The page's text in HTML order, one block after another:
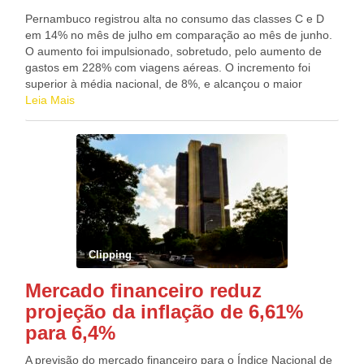
ao longo dos córregos Capãozinho, Descoberto, Zé Pires e
Cortado. Fonte: Agência Câmara de Notícias
Pernambuco registrou alta no consumo das classes C e D
em 14% no mês de julho em comparação ao mês de junho.
O aumento foi impulsionado, sobretudo, pelo aumento de
gastos em 228% com viagens aéreas. O incremento foi
superior à média nacional, de 8%, e alcançou o maior
patamar entre os estados do Nordeste. Os números foram
Superdigital, fintech do Grupo Santander focada em inclusão
econômica. Além do expressivo aumento no setor
Companhias Aéreas de 228%, também foram destaques em
Pernambuco os segmentos de: Prestadores de Serviços
(41%), Serviços (17%), Supermercado (16%), Restaurante
(12%), Lojas de Artigos Diversos (3%) e Telecomunicação
(2%). Por outro lado, as classes C e D em Pernambuco
gastaram menos com Automóveis e Veículos (-31%), Rede
Online (-17%), Hotéis e Motéis (-13%), Lojas de Roupas
Drogaria/Farmácia (-1%). Resultados nacionais No
levantamento, todas as regiões do Brasil mostraram
aumento no consumo, com o Norte impactando mais no
resultado (11,5%). Nas demais regiões, o Centro-Oeste
fechou com alta de 9,4% no consumo, seguido do Sudeste
Leia Mais
Clipping
Mercado financeiro reduz
projeção da inflação de 6,61%
para 6,4%
A previsão do mercado financeiro para o Índice Nacional de